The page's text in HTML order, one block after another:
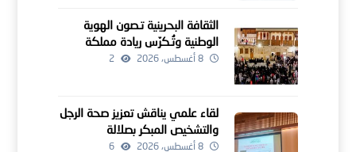
الثقافة البحرينية تـصون الهوية
الوطنية وتُـكرّس ريادة مملكة
البحرين كمنارة للإبداع الإنساني
8 أغسطس، 2026 2
لقاء علمي يناقش تعزيز صحة الرجل
والتشخيص المبكر بصلالة
8 أغسطس، 2026 6